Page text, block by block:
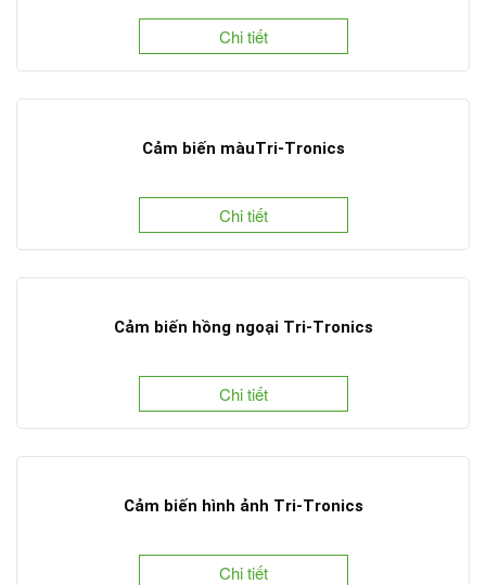
Chi tiết
Cảm biến màuTri-Tronics
Chi tiết
Cảm biến hồng ngoại Tri-Tronics
Chi tiết
Cảm biến hình ảnh Tri-Tronics
Chi tiết